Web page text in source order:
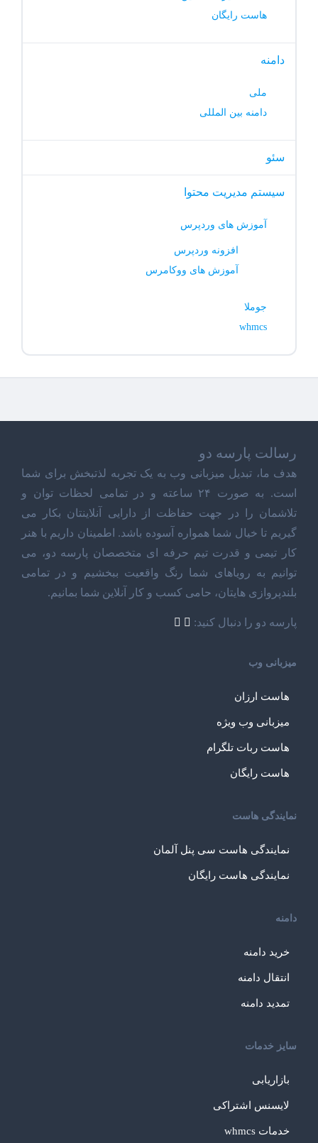
هاست رایگان
دامنه
ملی
دامنه بین المللی
سئو
سیستم مدیریت محتوا
آموزش های وردپرس
افزونه وردپرس
آموزش های ووکامرس
جوملا
whmcs
رسالت پارسه دو
هدف ما، تبدیل میزبانی وب به یک تجربه لذتبخش برای شما
است. به صورت ۲۴ ساعته و در تمامی لحظات توان و
تلاشمان را در جهت حفاظت از دارایی آنلاینتان بکار می
گیریم تا خیال شما همواره آسوده باشد. اطمینان داریم با هنر
کار تیمی و قدرت تیم حرفه ای متخصصان پارسه دو، می
توانیم به رویاهای شما رنگ واقعیت ببخشیم و در تمامی
بلندپروازی هایتان، حامی کسب و کار آنلاین شما بمانیم.
پارسه دو را دنبال کنید:
میزبانی وب
هاست ارزان
میزبانی وب ویژه
هاست ربات تلگرام
هاست رایگان
نمایندگی هاست
نمایندگی هاست سی پنل آلمان
نمایندگی هاست رایگان
دامنه
خرید دامنه
انتقال دامنه
تمدید دامنه
سایز خدمات
بازاریابی
لایسنس اشتراکی
خدمات whmcs